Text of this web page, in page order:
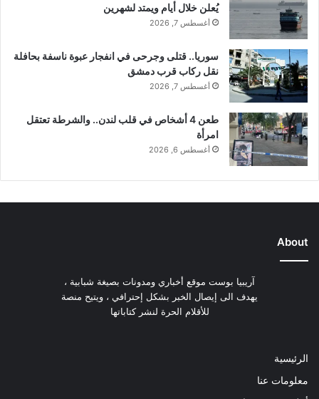
يُعلن خلال أيام ويمتد لشهرين
أغسطس 7, 2026
سوريا.. قتلى وجرحى في انفجار عبوة ناسفة بحافلة
نقل ركاب قرب دمشق
أغسطس 7, 2026
طعن 4 أشخاص في قلب لندن.. والشرطة تعتقل
امرأة
أغسطس 6, 2026
About
آريبيا بوست موقع أخباري ومدونات بصيغة شبابية ،
يهدف الى إيصال الخبر بشكل إحترافي ، ويتيح منصة
للأقلام الحرة لنشر كتاباتها
الرئيسية
معلومات عنا